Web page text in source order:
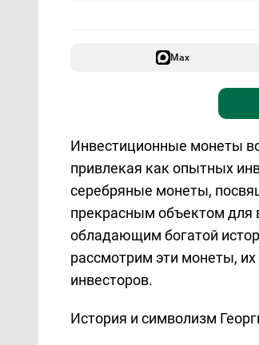
Max
Инвестиционные монеты
привлекая как опытных
серебряные монеты,
прекрасным объектом для
обладающим богатой
рассмотрим эти монеты, их
инвесторов.
История и символизм